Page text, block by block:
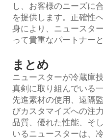
し、お客様のニーズに
を提供します。正確性
身により、ニュースタ
って貴重なパートナー
まとめ
ニュースターが冷蔵庫
真剣に取り組んでいる
先進素材の使用、遠隔
びカスタマイズへの注
品質、優れた性能、そ
いるニュースターは、